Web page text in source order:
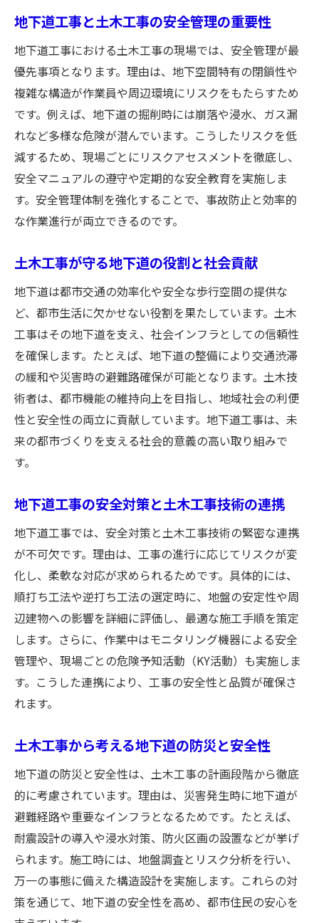
地下道工事と土木工事の安全管理の重要性
地下道工事における土木工事の現場では、安全管理が最
優先事項となります。理由は、地下空間特有の閉鎖性や
複雑な構造が作業員や周辺環境にリスクをもたらすため
です。例えば、地下道の掘削時には崩落や浸水、ガス漏
れなど多様な危険が潜んでいます。こうしたリスクを低
減するため、現場ごとにリスクアセスメントを徹底し、
安全マニュアルの遵守や定期的な安全教育を実施しま
す。安全管理体制を強化することで、事故防止と効率的
な作業進行が両立できるのです。
土木工事が守る地下道の役割と社会貢献
地下道は都市交通の効率化や安全な歩行空間の提供な
ど、都市生活に欠かせない役割を果たしています。土木
工事はその地下道を支え、社会インフラとしての信頼性
を確保します。たとえば、地下道の整備により交通渋滞
の緩和や災害時の避難路確保が可能となります。土木技
術者は、都市機能の維持向上を目指し、地域社会の利便
性と安全性の両立に貢献しています。地下道工事は、未
来の都市づくりを支える社会的意義の高い取り組みで
す。
地下道工事の安全対策と土木工事技術の連携
地下道工事では、安全対策と土木工事技術の緊密な連携
が不可欠です。理由は、工事の進行に応じてリスクが変
化し、柔軟な対応が求められるためです。具体的には、
順打ち工法や逆打ち工法の選定時に、地盤の安定性や周
辺建物への影響を詳細に評価し、最適な施工手順を策定
します。さらに、作業中はモニタリング機器による安全
管理や、現場ごとの危険予知活動（KY活動）も実施しま
す。こうした連携により、工事の安全性と品質が確保さ
れます。
土木工事から考える地下道の防災と安全性
地下道の防災と安全性は、土木工事の計画段階から徹底
的に考慮されています。理由は、災害発生時に地下道が
避難経路や重要なインフラとなるためです。たとえば、
耐震設計の導入や浸水対策、防火区画の設置などが挙げ
られます。施工時には、地盤調査とリスク分析を行い、
万一の事態に備えた構造設計を実施します。これらの対
策を通じて、地下道の安全性を高め、都市住民の安心を